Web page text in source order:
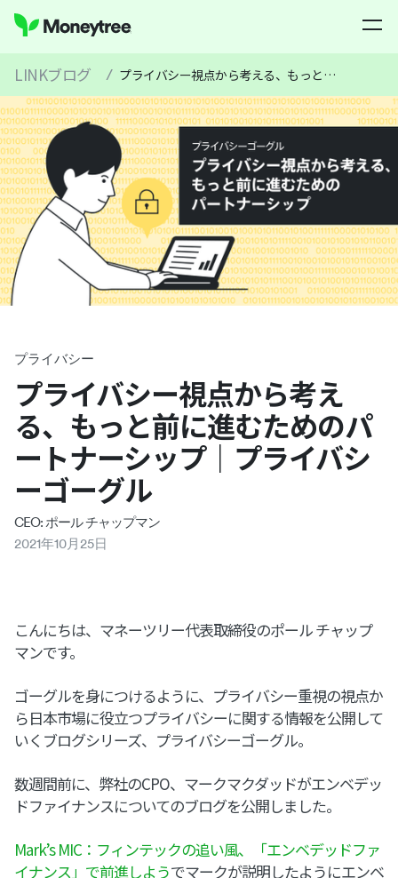
LINKブログ / プライバシー視点から考える、もっと前に進むためのパートナーシップ｜プライバシーゴーグル
プライバシー
プライバシー視点から考え
る、もっと前に進むためのパ
ートナーシップ｜プライバシ
ーゴーグル
CEO: ポール チャップマン
2021年10月 25日
こんにちは、マネーツリー代表取締役のポール チャップ
マンです。
ゴーグルを身につけるように、プライバシー重視の視点か
ら日本市場に役立つプライバシーに関する情報を公開して
いくブログシリーズ、プライバシーゴーグル。
数週間前に、弊社のCPO、マークマクダッドがエンベデッ
ドファイナンスについてのブログを公開しました。
Mark’s MIC：フィンテックの追い風、「エンベデッドファ
イナンス」で前進しようでマークが説明したようにエンベ